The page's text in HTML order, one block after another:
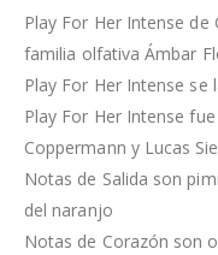
Play For Her Intense de
familia olfativa Ámbar
Play For Her Intense se
Play For Her Intense
Coppermann y Lucas
Notas de Salida son
del naranjo
Notas de Corazón son